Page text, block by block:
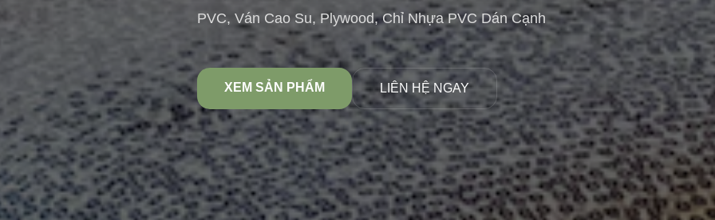
PVC, Ván Cao Su, Plywood, Chỉ Nhựa PVC Dán Cạnh
XEM SẢN PHẨM LIÊN HỆ NGAY